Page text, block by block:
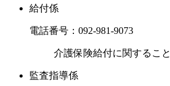
給付係
電話番号： 092-981-9073
介護保険給付に関すること
監査指導係